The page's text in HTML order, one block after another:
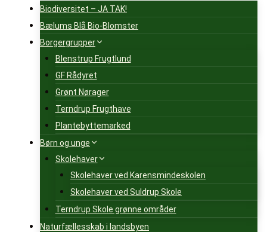
Biodiversitet – JA TAK!
Bælums Blå Bio-Blomster
Borgergrupper
Blenstrup Frugtlund
GF Rådyret
Grønt Nørager
Terndrup Frugthave
Plantebyttemarked
Børn og unge
Skolehaver
Skolehaver ved Karensmindeskolen
Skolehaver ved Suldrup Skole
Terndrup Skole grønne områder
Naturfællesskab i landsbyen